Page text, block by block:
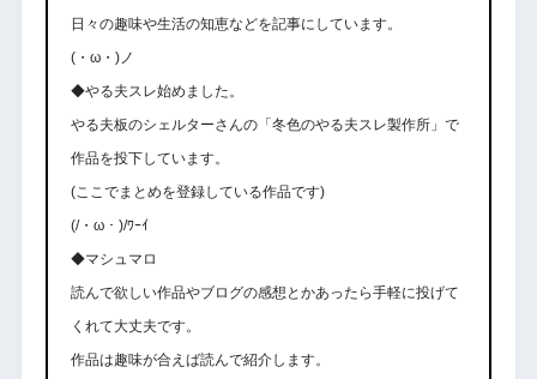
日々の趣味や生活の知恵などを記事にしています。
(・ω・)ノ
◆やる夫スレ始めました。
やる夫板のシェルターさんの「冬色のやる夫スレ製作所」で
作品を投下しています。
(ここでまとめを登録している作品です)
(/・ω・)/ﾜｰｲ
◆マシュマロ
読んで欲しい作品やブログの感想とかあったら手軽に投げて
くれて大丈夫です。
作品は趣味が合えば読んで紹介します。